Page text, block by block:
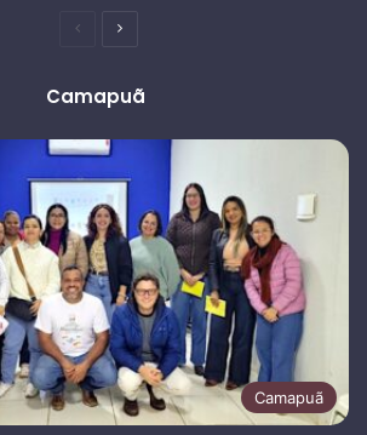
PáginaPróxima
Camapuã
Camapuã